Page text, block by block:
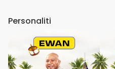
Personaliti